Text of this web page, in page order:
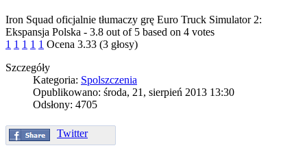
Iron Squad oficjalnie tłumaczy grę Euro Truck Simulator 2:
Ekspansja Polska - 3.8 out of 5 based on 4 votes
1 1 1 1 1 Ocena 3.33 (3 głosy)
Szczegóły
Kategoria: Spolszczenia
Opublikowano: środa, 21, sierpień 2013 13:30
Odsłony: 4705
Twitter